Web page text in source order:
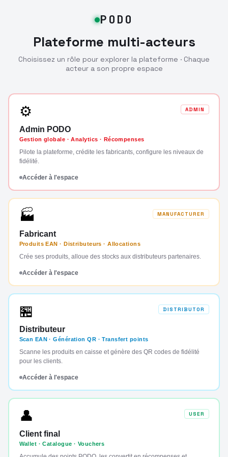
PODO
Plateforme multi-acteurs
Choisissez un rôle pour explorer la plateforme · Chaque
acteur a son propre espace
⚙ ADMIN
Admin PODO
Gestion globale · Analytics · Récompenses
Pilote la plateforme, crédite les fabricants, configure les niveaux de
fidélité.
Accéder à l'espace
🏭 MANUFACTURER
Fabricant
Produits EAN · Distributeurs · Allocations
Crée ses produits, alloue des stocks aux distributeurs partenaires.
Accéder à l'espace
🏪 DISTRIBUTOR
Distributeur
Scan EAN · Génération QR · Transfert points
Scanne les produits en caisse et génère des QR codes de fidélité
pour les clients.
Accéder à l'espace
👤 USER
Client final
Wallet · Catalogue · Vouchers